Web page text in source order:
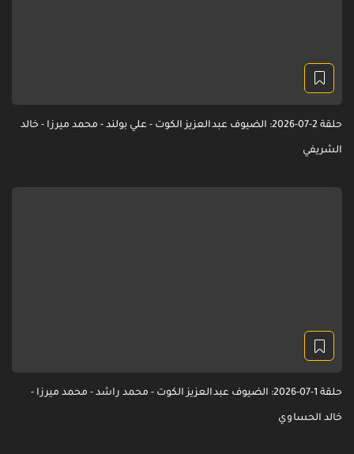
حلقة 2-07-2026: الضيوف عبدالعزيز الكوت - علي بولند - محمد ميرزا - خالد
الشريفي
حلقة 1-07-2026: الضيوف عبدالعزيز الكوت - محمد راشد - محمد ميرزا -
خالد الحساوي